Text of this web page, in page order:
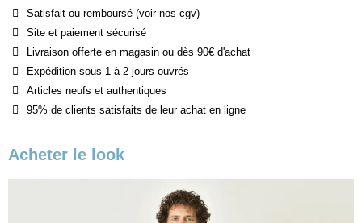
Satisfait ou remboursé (voir nos cgv)
Site et paiement sécurisé
Livraison offerte en magasin ou dès 90€ d'achat
Expédition sous 1 à 2 jours ouvrés
Articles neufs et authentiques
95% de clients satisfaits de leur achat en ligne
Acheter le look